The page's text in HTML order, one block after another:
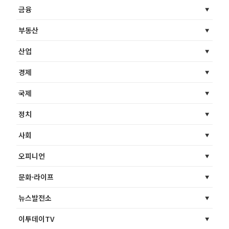
금융
부동산
산업
경제
국제
정치
사회
오피니언
문화·라이프
뉴스발전소
이투데이TV